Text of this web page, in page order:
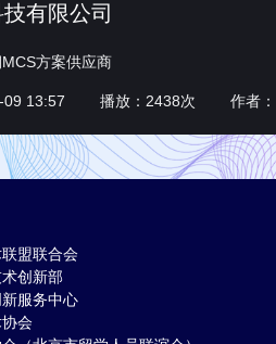
有限公司
方案供应商
09 13:57 播放：2438次 作者：
盟联合会
创新部
服务中心
会